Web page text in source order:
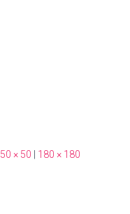
50 × 50 180 × 180